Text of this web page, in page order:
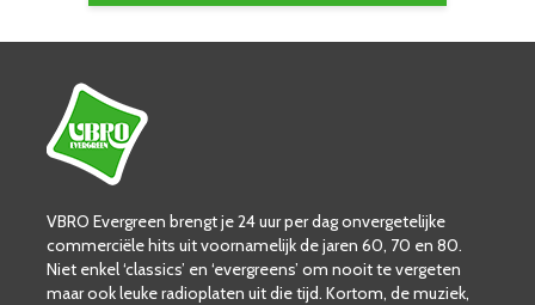
VBRO Evergreen brengt je 24 uur per dag onvergetelijke
commerciële hits uit voornamelijk de jaren 60, 70 en 80.
Niet enkel ‘classics’ en ‘evergreens’ om nooit te vergeten
maar ook leuke radioplaten uit die tijd. Kortom, de muziek,